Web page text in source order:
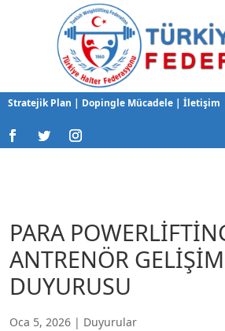
Stratejik Plan | Dopingle Mücadele | İletişim
PARA
ANTRENÖR
DUYURUSU
Oca 5, 2026 | Duyurular